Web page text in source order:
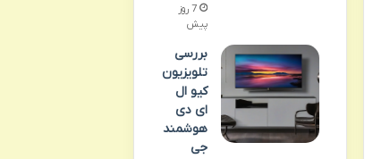
7 روز
پیش
بررسی
تلویزیون
کیو ال
ای دی
هوشمند
جی